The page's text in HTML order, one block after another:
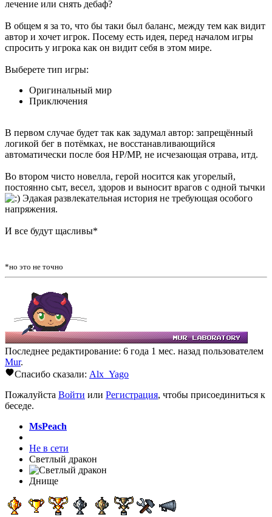
лечение или снять дебаф?
В общем я за то, что бы таки был баланс, между тем как видит
автор и хочет игрок. Посему есть идея, перед началом игры
спросить у игрока как он видит себя в этом мире.
Выберете тип игры:
Оригинальный мир
Приключения
В первом случае будет так как задумал автор: запрещённый
логикой бег в потёмках, не восстанавливающийся
автоматически после боя HP/MP, не исчезающая отрава, итд.
Во втором чисто новелла, герой носится как угорелый,
постоянно сыт, весел, здоров и выносит врагов с одной тычки
Эдакая развлекательная история не требующая особого
напряжения.
И все будут щасливы*
*но это не точно
Последнее редактирование: 6 года 1 мес. назад пользователем
Mur.
Спасибо сказали: Alx_Yago
Пожалуйста Войти или Регистрация, чтобы присоединиться к
беседе.
MsPeach
Не в сети
Светлый дракон
Днище